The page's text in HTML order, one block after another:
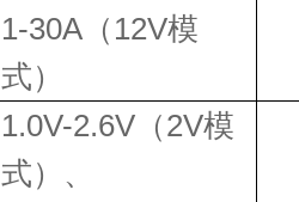
1-30A （ 12V模
式）
1.0V-2.6V （2V模
式）、